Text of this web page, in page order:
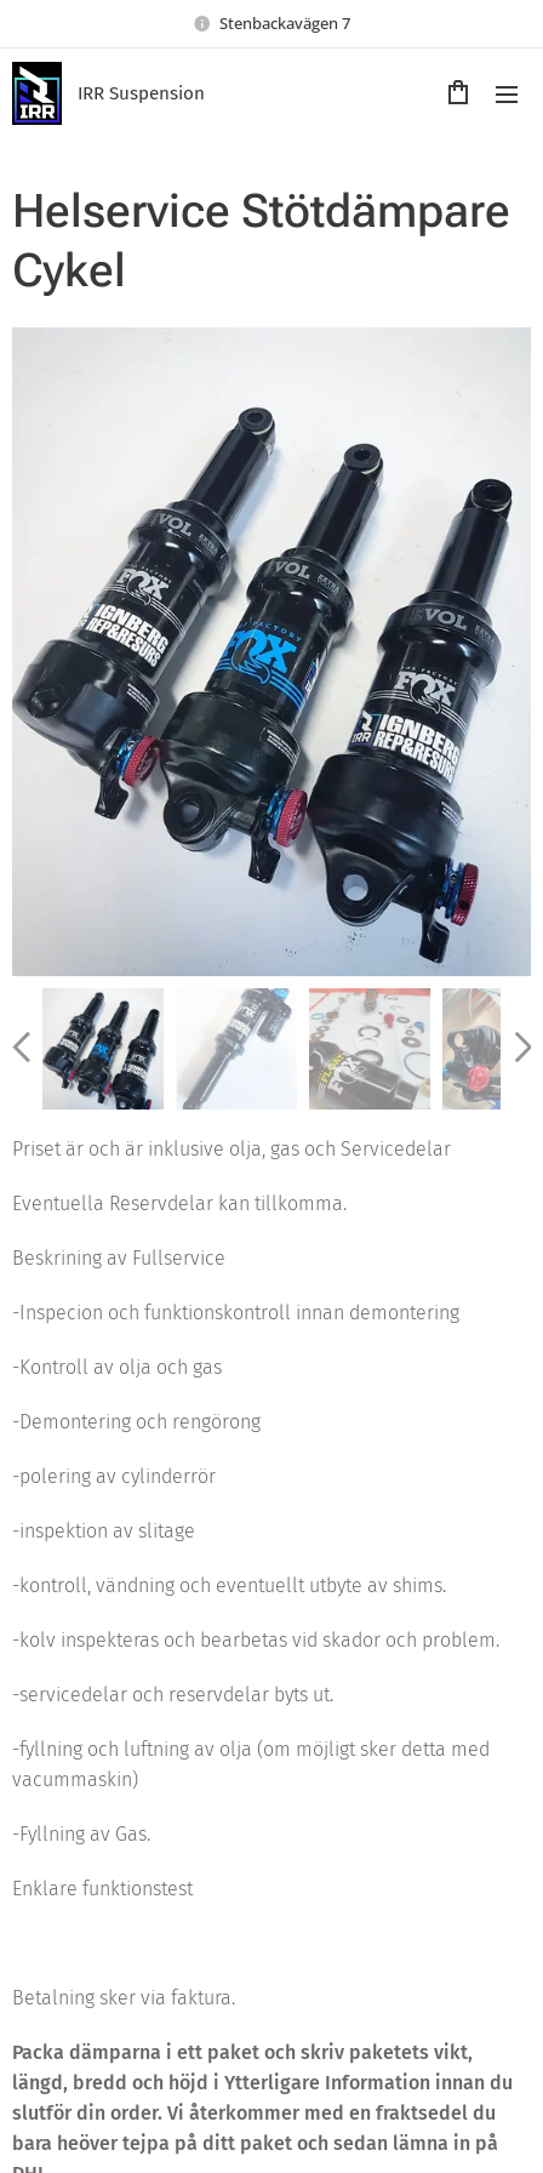
Stenbackavägen 7
IRR Suspension
Helservice Stötdämpare
Cykel
Priset är och är inklusive olja, gas och Servicedelar
Eventuella Reservdelar kan tillkomma.
Beskrining av Fullservice
-Inspecion och funktionskontroll innan demontering
-Kontroll av olja och gas
-Demontering och rengörong
-polering av cylinderrör
-inspektion av slitage
-kontroll, vändning och eventuellt utbyte av shims.
-kolv inspekteras och bearbetas vid skador och problem.
-servicedelar och reservdelar byts ut.
-fyllning och luftning av olja (om möjligt sker detta med
vacummaskin)
-Fyllning av Gas.
Enklare funktionstest
Betalning sker via faktura.
Packa dämparna i ett paket och skriv paketets vikt,
längd, bredd och höjd i Ytterligare Information innan du
slutför din order. Vi återkommer med en fraktsedel du
bara heöver tejpa på ditt paket och sedan lämna in på